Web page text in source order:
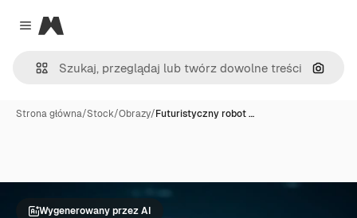
Close menu
Magnific
Szukaj
Strona główna/Stock/Obrazy/Futuristyczny robot …
Wygenerowany przez AI